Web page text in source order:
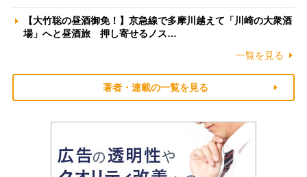
【大竹聡の昼酒御免！】京急線で多摩川越えて「川崎の大衆酒
場」へと昼酒旅 押し寄せるノス…
一覧を見る
著者・連載の一覧を見る